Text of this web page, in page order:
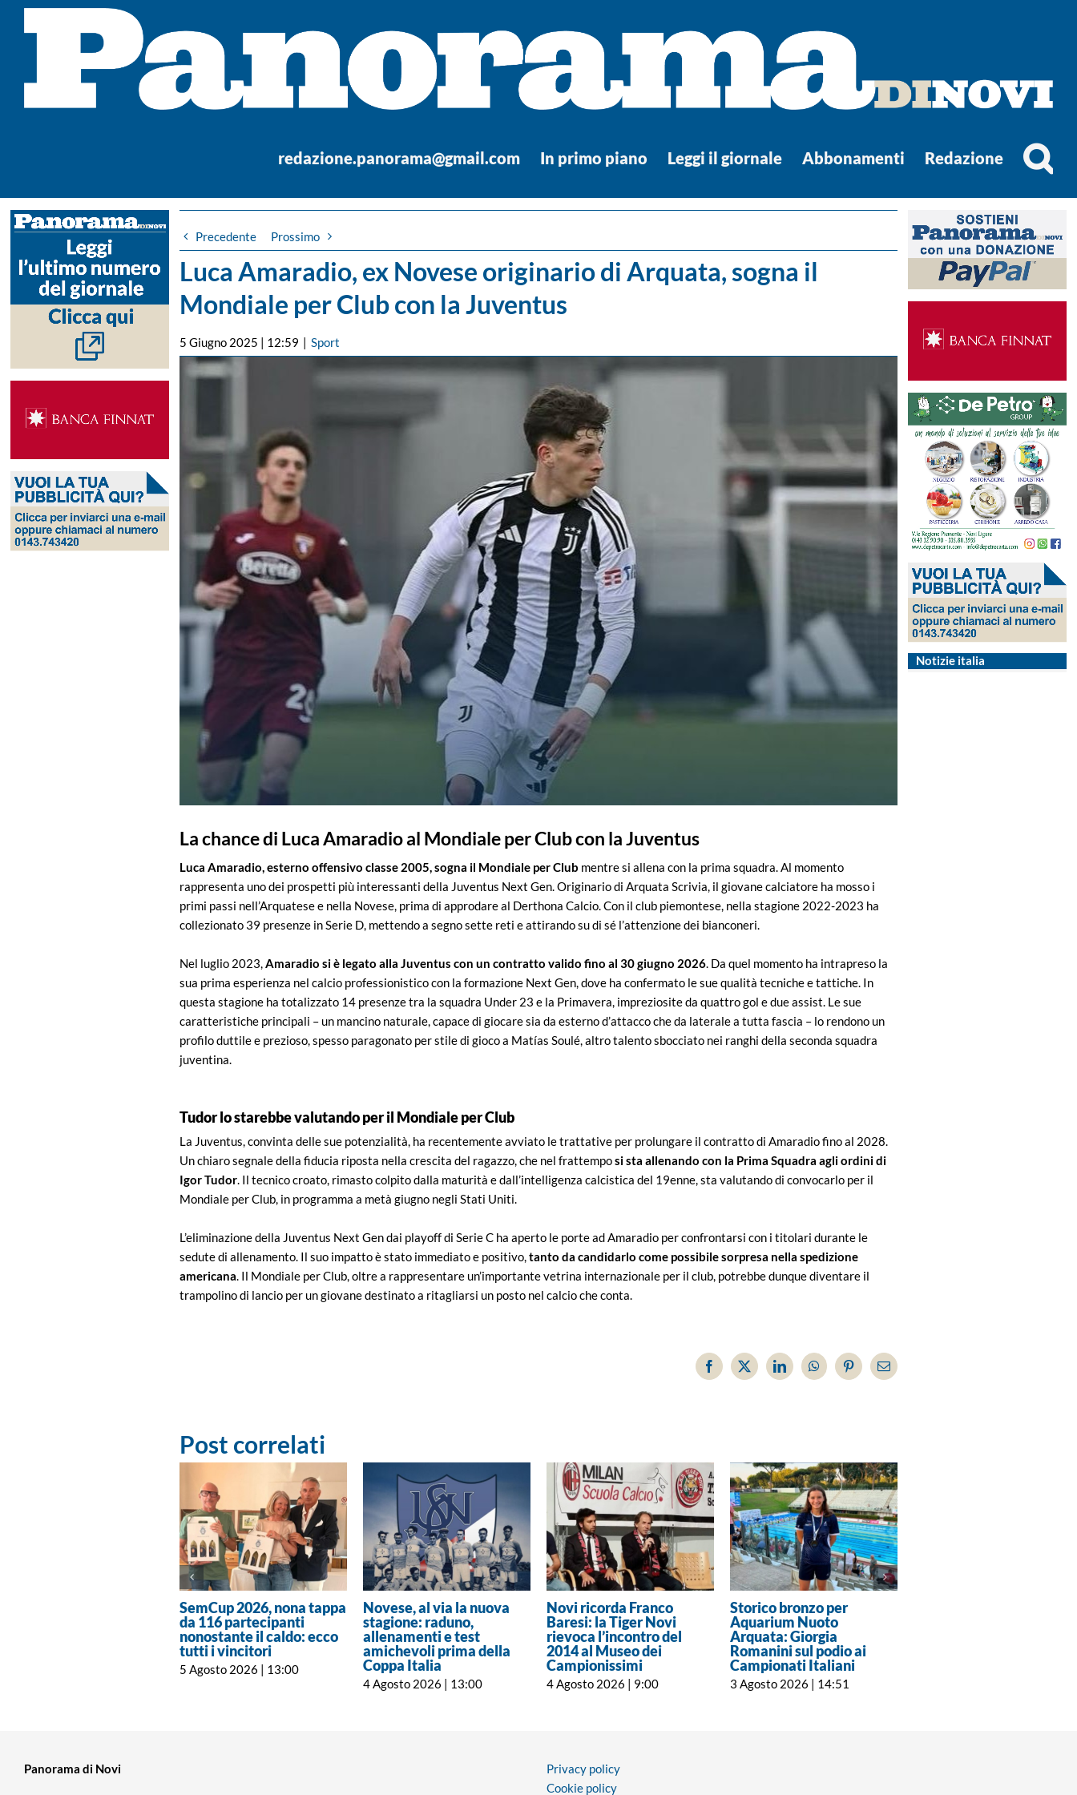
Salta
redazione.panorama@gmail.com In primo piano Leggi il giornale Abbonamenti Redazione
Precedente Prossimo
Luca Amaradio, ex Novese originario di Arquata, sogna il
Mondiale per Club con la Juventus
5 Giugno 2025 | 12:59 | Sport
Ingrandisci
La chance di Luca Amaradio al Mondiale per Club con la Juventus
Luca Amaradio, esterno offensivo classe 2005, sogna il Mondiale per Club mentre si allena con la prima squadra. Al momento
rappresenta uno dei prospetti più interessanti della Juventus Next Gen. Originario di Arquata Scrivia, il giovane calciatore ha mosso i
primi passi nell’Arquatese e nella Novese, prima di approdare al Derthona Calcio. Con il club piemontese, nella stagione 2022-2023 ha
collezionato 39 presenze in Serie D, mettendo a segno sette reti e attirando su di sé l’attenzione dei bianconeri.
Nel luglio 2023,Amaradio si è legato alla Juventus con un contratto valido fino al 30 giugno 2026. Da quel momento ha intrapreso la
sua prima esperienza nel calcio professionistico con la formazione Next Gen, dove ha confermato le sue qualità tecniche e tattiche. In
questa stagione ha totalizzato 14 presenze tra la squadra Under 23 e la Primavera, impreziosite da quattro gol e due assist. Le sue
caratteristiche principali – un mancino naturale, capace di giocare sia da esterno d’attacco che da laterale a tutta fascia – lo rendono un
profilo duttile e prezioso, spesso paragonato per stile di gioco a Matías Soulé, altro talento sbocciato nei ranghi della seconda squadra
juventina.
Tudor lo starebbe valutando per il Mondiale per Club
La Juventus, convinta delle sue potenzialità, ha recentemente avviato le trattative per prolungare il contratto di Amaradio fino al 2028.
Un chiaro segnale della fiducia riposta nella crescita del ragazzo, che nel frattemposi sta allenando con la Prima Squadra agli ordini di
Igor Tudor. Il tecnico croato, rimasto colpito dalla maturità e dall’intelligenza calcistica del 19enne, sta valutando di convocarlo per il
Mondiale per Club, in programma a metà giugno negli Stati Uniti.
L’eliminazione della Juventus Next Gen dai playoff di Serie C ha aperto le porte ad Amaradio per confrontarsi con i titolari durante le
sedute di allenamento. Il suo impatto è stato immediato e positivo,tanto da candidarlo come possibile sorpresa nella spedizione
americana. Il Mondiale per Club, oltre a rappresentare un’importante vetrina internazionale per il club, potrebbe dunque diventare il
trampolino di lancio per un giovane destinato a ritagliarsi un posto nel calcio che conta.
Facebook
X LinkedInWhatsAppPinterestEmail
Post correlati
SemCup 2026, nona tappa
da 116 partecipanti
nonostante il caldo: ecco
tutti i vincitori
5 Agosto 2026 | 13:00
Novese, al via la nuova
stagione: raduno,
allenamenti e test
amichevoli prima della
Coppa Italia
4 Agosto 2026 | 13:00
Novi ricorda Franco
Baresi: la Tiger Novi
rievoca l’incontro del
2014 al Museo dei
Campionissimi
4 Agosto 2026 | 9:00
Storico bronzo per
Aquarium Nuoto
Arquata: Giorgia
Romanini sul podio ai
Campionati Italiani
3 Agosto 2026 | 14:51
Notizie italia
Panorama di Novi
Privacy policy
Cookie policy